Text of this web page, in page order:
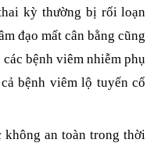
kỳ thường bị rối loạn
đạo mất cân bằng cũng
bệnh viêm nhiễm phụ
bệnh viêm lộ tuyến cổ
an toàn trong thời